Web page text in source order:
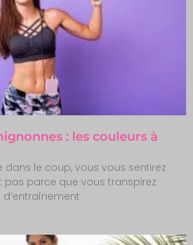
: les couleurs à
dans le coup, vous vous sentirez
pas parce que vous transpirez